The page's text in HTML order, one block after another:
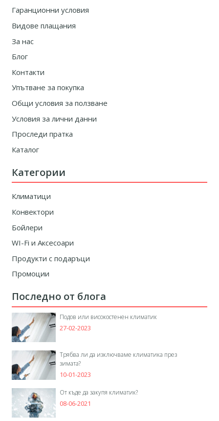
Гаранционни условия
Видове плащания
За нас
Блог
Контакти
Упътване за покупка
Общи условия за ползване
Условия за лични данни
Проследи пратка
Каталог
Категории
Климатици
Конвектори
Бойлери
WI-Fi и Аксесоари
Продукти с подаръци
Промоции
Последно от блога
Подов или високостенен климатик
27-02-2023
Трябва ли да изключваме климатика през
зимата?
10-01-2023
От къде да закупя климатик?
08-06-2021